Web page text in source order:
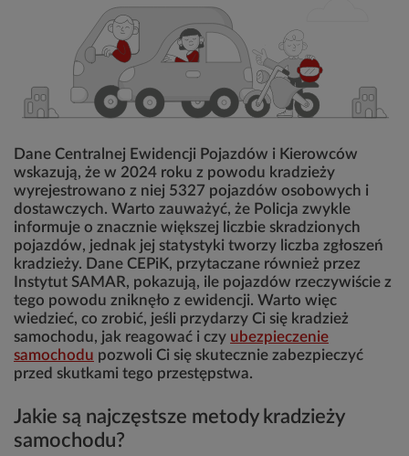
Dane Centralnej Ewidencji Pojazdów i Kierowców
wskazują, że w 2024 roku z powodu kradzieży
wyrejestrowano z niej 5327 pojazdów osobowych i
dostawczych. Warto zauważyć, że Policja zwykle
informuje o znacznie większej liczbie skradzionych
pojazdów, jednak jej statystyki tworzy liczba zgłoszeń
kradzieży. Dane CEPiK, przytaczane również przez
Instytut SAMAR, pokazują, ile pojazdów rzeczywiście z
tego powodu zniknęło z ewidencji. Warto więc
wiedzieć, co zrobić, jeśli przydarzy Ci się kradzież
samochodu, jak reagować i czy ubezpieczenie
samochodu pozwoli Ci się skutecznie zabezpieczyć
przed skutkami tego przestępstwa.
Jakie są najczęstsze metody kradzieży
samochodu?